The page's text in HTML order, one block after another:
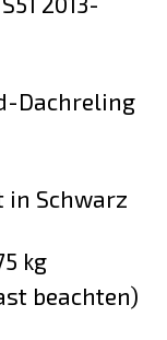
Dachreling
in Schwarz
kg
beachten)